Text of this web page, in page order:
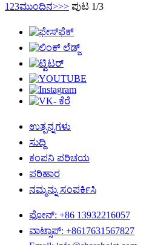
1 23ಮುಂದಿನ>>> ಪುಟ 1/3
ಉತ್ಪನ್ನಗಳು
ಸುದ್ದಿ
ಕಂಪನಿ ಪರಿಚಯ
ಪರಿಹಾರ
ನಮ್ಮನ್ನು ಸಂಪರ್ಕಿಸಿ
ಫೋನ್: +86 13932216057
ವಾಟ್ಸಾಪ್: +8617631567827